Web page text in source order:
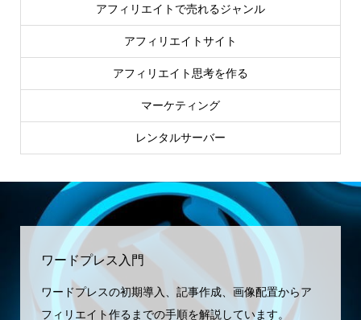
アフィリエイトで売れるジャンル
アフィリエイトサイト
アフィリエイト思考を作る
マーケティング
レンタルサーバー
ワードプレス入門
ワードプレスの初期導入、記事作成、画像配置からア